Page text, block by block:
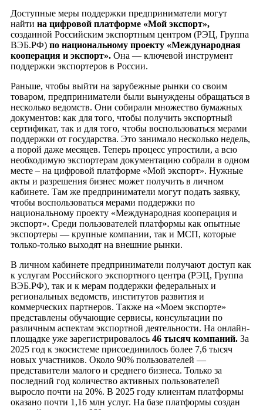
Доступные меры поддержки предприниматели могут
найти на цифровой платформе «Мой экспорт»,
созданной Российским экспортным центром (РЭЦ, Группа
ВЭБ.РФ) по национальному проекту «Международная
кооперация и экспорт». Она — ключевой инструмент
поддержки экспортеров в России.
Раньше, чтобы выйти на зарубежные рынки со своим
товаром, предприниматели были вынуждены обращаться в
несколько ведомств. Они собирали множество бумажных
документов: как для того, чтобы получить экспортный
сертификат, так и для того, чтобы воспользоваться мерами
поддержки от государства. Это занимало несколько недель,
а порой даже месяцев. Теперь процесс упростили, а всю
необходимую экспортерам документацию собрали в одном
месте – на цифровой платформе «Мой экспорт». Нужные
акты и разрешения бизнес может получить в личном
кабинете. Там же предприниматели могут подать заявку,
чтобы воспользоваться мерами поддержки по
национальному проекту «Международная кооперация и
экспорт». Среди пользователей платформы как опытные
экспортеры — крупные компании, так и МСП, которые
только-только выходят на внешние рынки.
В личном кабинете предприниматели получают доступ как
к услугам Российского экспортного центра (РЭЦ, Группа
ВЭБ.РФ), так и к мерам поддержки федеральных и
региональных ведомств, институтов развития и
коммерческих партнеров. Также на «Моем экспорте»
представлены обучающие сервисы, консультации по
различным аспектам экспортной деятельности. На онлайн-
площадке уже зарегистрировалось 46 тысяч компаний. За
2025 год к экосистеме присоединилось более 7,6 тысяч
новых участников. Около 90% пользователей —
представители малого и среднего бизнеса. Только за
последний год количество активных пользователей
выросло почти на 20%. В 2025 году клиентам платформы
оказано почти 1,16 млн услуг. На базе платформы создан